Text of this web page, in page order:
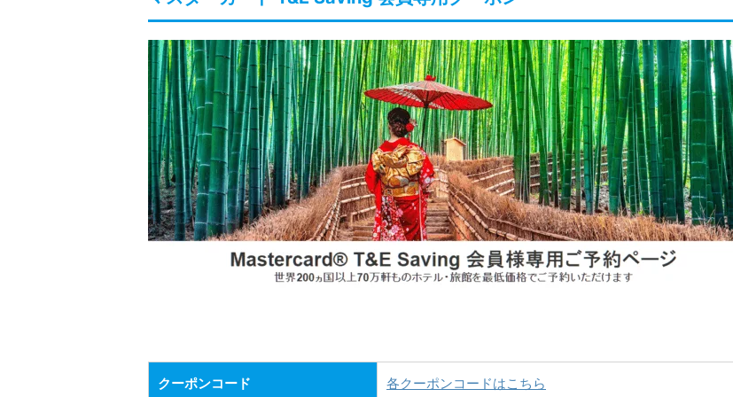
クーポンコード 各クーポンコードはこちら